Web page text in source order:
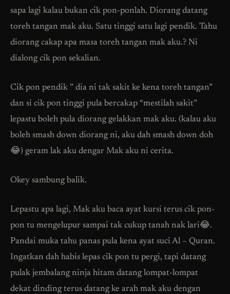
sapa lagi kalau bukan cik pon-ponlah. Diorang datang
toreh tangan mak aku. Satu tinggi satu lagi pendik. Tahu
diorang cakap apa masa toreh tangan mak aku.? Ni
dialong cik pon sekalian.
Cik pon pendik ” dia ni tak sakit ke kena toreh tangan”
dan si cik pon tinggi pula bercakap “mestilah sakit”
lepastu boleh pula diorang gelakkan mak aku. (kalau aku
boleh smash down diorang ni, aku dah smash down doh
😂) geram lak aku dengar Mak aku ni cerita.
Okey sambung balik.
Lepastu apa lagi, Mak aku baca ayat kursi terus cik pon-
pon tu mengelupur sampai tak cukup tanah nak lari😂.
Pandai muka tahu panas pula kena ayat suci Al – Quran.
Ingatkan dah habis lepas cik pon tu pergi, tapi datang
pulak jembalang ninja hitam datang lompat-lompat
dekat dinding terus datang ke arah mak aku dengan